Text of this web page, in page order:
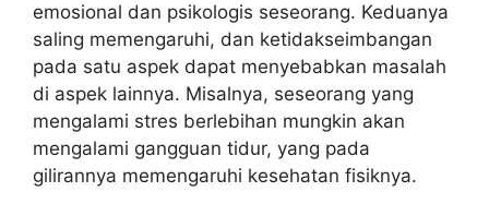
emosional dan psikologis seseorang. Keduanya
saling memengaruhi, dan ketidakseimbangan
pada satu aspek dapat menyebabkan masalah
di aspek lainnya. Misalnya, seseorang yang
mengalami stres berlebihan mungkin akan
mengalami gangguan tidur, yang pada
gilirannya memengaruhi kesehatan fisiknya.